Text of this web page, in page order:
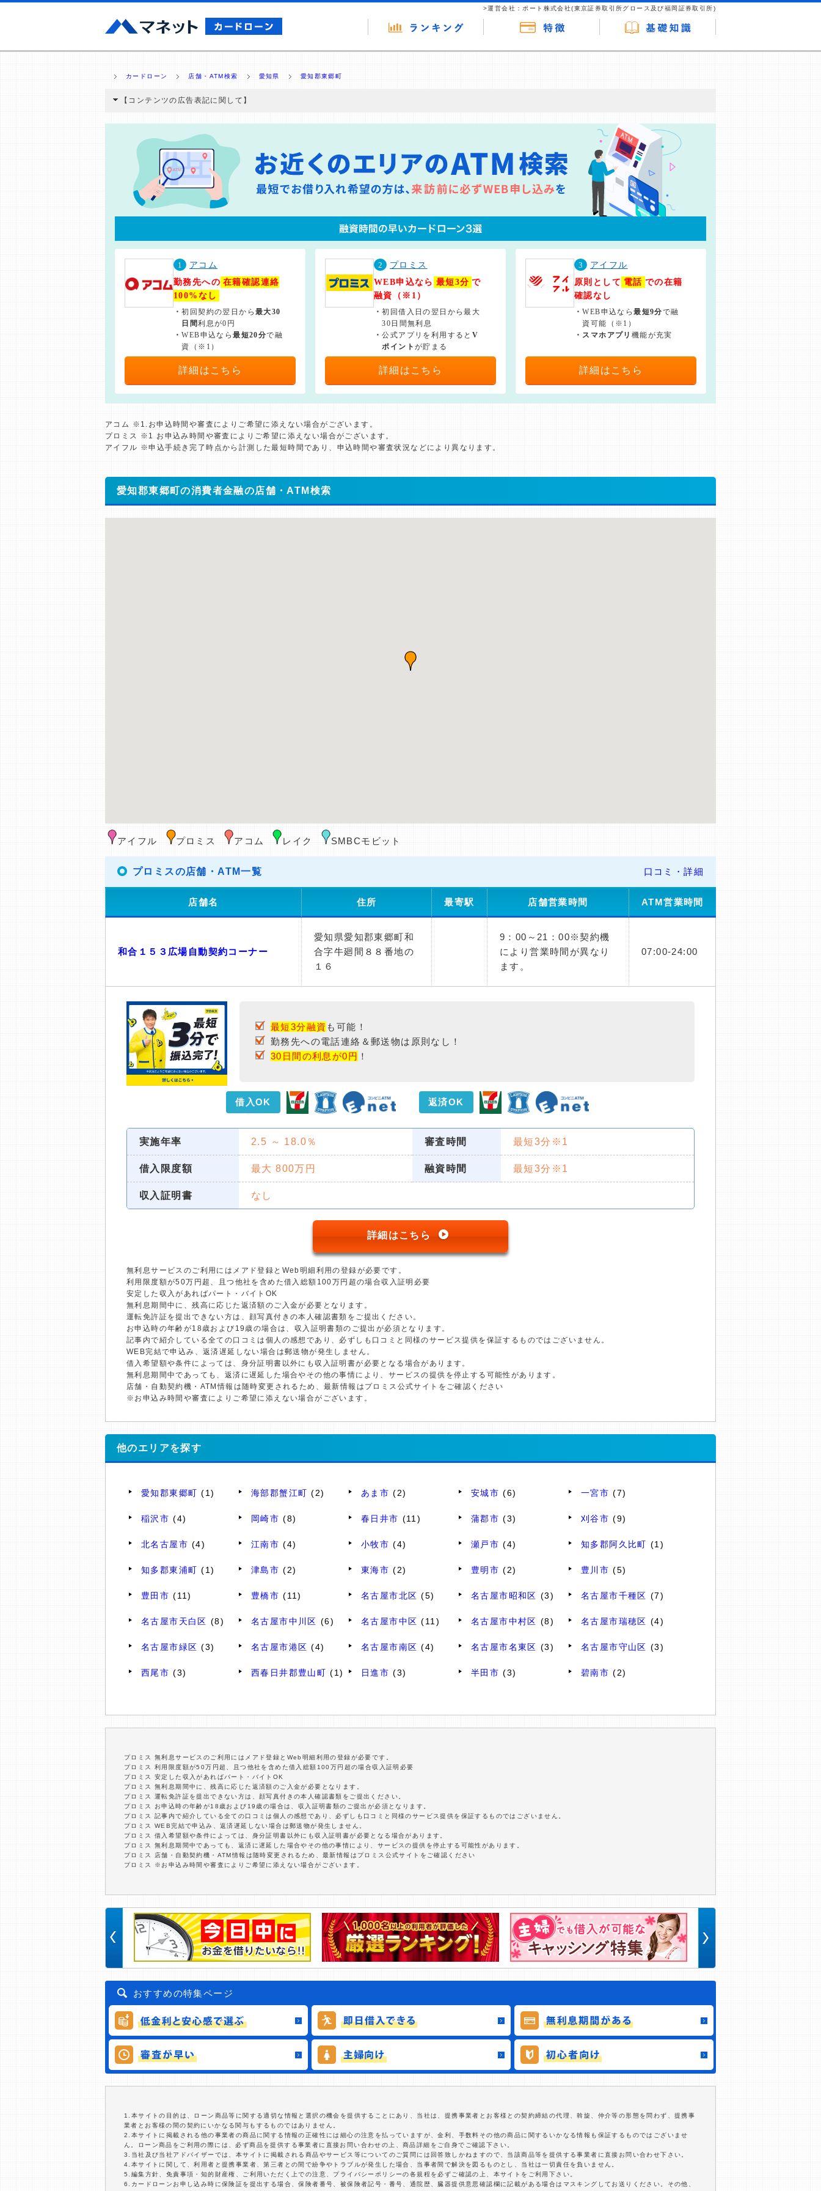
>運営会社：ポート株式会社(東京証券取引所グロース及び福岡証券取引所)
カードローン 店舗・ATM検索 愛知県 愛知郡東郷町
【コンテンツの広告表記に関して】
と弊社に対して企業から紹介報酬が支払われるという収益モデルです。 ただし、特定の商品を根拠なくPRするものではなく、当編集部の調査／ユーザーへの口コ
ミ収集などに基づき、公平性を担保した情報提供を行っています。
>提携企業一覧
1
アコム
勤務先への 在籍確認連絡
100%なし
・初回契約の翌日から最大30
日間利息が0円
・WEB申込なら最短20分で融
資（※1）
詳細はこちら
2
プロミス
WEB申込なら 最短3分 で
融資（※1）
・初回借入日の翌日から最大
30日間無利息
・公式アプリを利用すると V
ポイントが貯まる
詳細はこちら
3
アイフル
原則として 電話 での在籍
確認なし
・WEB申込なら最短9分で融
資可能（※1）
・ スマホアプリ 機能が充実
詳細はこちら
アコム ※1.お申込時間や審査によりご希望に添えない場合がございます。
プロミス ※1 お申込み時間や審査によりご希望に添えない場合がございます。
アイフル ※申込手続き完了時点から計測した最短時間であり、申込時間や審査状況などにより異なります。
愛知郡東郷町の消費者金融の店舗・ATM検索
アイフル プロミス アコム レイク SMBCモビット
プロミスの店舗・ATM一覧 口コミ・詳細
店舗名 住所 最寄駅 店舗営業時間 ATM営業時間
和合１５３広場自動契約コーナー
愛知県愛知郡東郷町和
合字牛廻間８８番地の
１６
9：00～21：00※契約機
により営業時間が異なり
ます。
07:00-24:00
最短3分融資 も可能！
勤務先への電話連絡＆郵送物は原則なし！
30日間の利息が0円 ！
借入OK 返済OK
実施年率 2.5 ～ 18.0％ 審査時間 最短3分※1
借入限度額 最大 800万円 融資時間 最短3分※1
収入証明書 なし
詳細はこちら
無利息サービスのご利用にはメアド登録とWeb明細利用の登録が必要です。
利用限度額が50万円超、且つ他社を含めた借入総額100万円超の場合収入証明必要
安定した収入があればパート・バイトOK
無利息期間中に、残高に応じた返済額のご入金が必要となります。
運転免許証を提出できない方は、顔写真付きの本人確認書類をご提出ください。
お申込時の年齢が18歳および19歳の場合は、収入証明書類のご提出が必須となります。
記事内で紹介している全ての口コミは個人の感想であり、必ずしも口コミと同様のサービス提供を保証するものではございません。
WEB完結で申込み、返済遅延しない場合は郵送物が発生しません。
借入希望額や条件によっては、身分証明書以外にも収入証明書が必要となる場合があります。
無利息期間中であっても、返済に遅延した場合やその他の事情により、サービスの提供を停止する可能性があります。
店舗・自動契約機・ATM情報は随時変更されるため、最新情報はプロミス公式サイトをご確認ください
※お申込み時間や審査によりご希望に添えない場合がございます。
他のエリアを探す
愛知郡東郷町 (1) 海部郡蟹江町 (2) あま市 (2) 安城市 (6) 一宮市 (7)
稲沢市 (4) 岡崎市 (8) 春日井市 (11) 蒲郡市 (3) 刈谷市 (9)
北名古屋市 (4) 江南市 (4) 小牧市 (4) 瀬戸市 (4) 知多郡阿久比町 (1)
知多郡東浦町 (1) 津島市 (2) 東海市 (2) 豊明市 (2) 豊川市 (5)
豊田市 (11) 豊橋市 (11) 名古屋市北区 (5) 名古屋市昭和区 (3) 名古屋市千種区 (7)
名古屋市天白区 (8) 名古屋市中川区 (6) 名古屋市中区 (11) 名古屋市中村区 (8) 名古屋市瑞穂区 (4)
名古屋市緑区 (3) 名古屋市港区 (4) 名古屋市南区 (4) 名古屋市名東区 (3) 名古屋市守山区 (3)
西尾市 (3) 西春日井郡豊山町 (1) 日進市 (3) 半田市 (3) 碧南市 (2)
プロミス 無利息サービスのご利用にはメアド登録とWeb明細利用の登録が必要です。
プロミス 利用限度額が50万円超、且つ他社を含めた借入総額100万円超の場合収入証明必要
プロミス 安定した収入があればパート・バイトOK
プロミス 無利息期間中に、残高に応じた返済額のご入金が必要となります。
プロミス 運転免許証を提出できない方は、顔写真付きの本人確認書類をご提出ください。
プロミス お申込時の年齢が18歳および19歳の場合は、収入証明書類のご提出が必須となります。
プロミス 記事内で紹介している全ての口コミは個人の感想であり、必ずしも口コミと同様のサービス提供を保証するものではございません。
プロミス WEB完結で申込み、返済遅延しない場合は郵送物が発生しません。
プロミス 借入希望額や条件によっては、身分証明書以外にも収入証明書が必要となる場合があります。
プロミス 無利息期間中であっても、返済に遅延した場合やその他の事情により、サービスの提供を停止する可能性があります。
プロミス 店舗・自動契約機・ATM情報は随時変更されるため、最新情報はプロミス公式サイトをご確認ください
プロミス ※お申込み時間や審査によりご希望に添えない場合がございます。
おすすめの特集ページ
1.本サイトの目的は、ローン商品等に関する適切な情報と選択の機会を提供することにあり、当社は、提携事業者とお客様との契約締結の代理、斡旋、仲介等の形態を問わず、提携事
業者とお客様の間の契約にいかなる関与もするものではありません。
2.本サイトに掲載される他の事業者の商品に関する情報の正確性には細心の注意を払っていますが、金利、手数料その他の商品に関するいかなる情報も保証するものではございませ
ん。ローン商品をご利用の際には、必ず商品を提供する事業者に直接お問い合わせの上、商品詳細をご自身でご確認下さい。
3.当社及び当社アドバイザーでは、本サイトに掲載される商品やサービス等についてのご質問には回答致しかねますので、当該商品等を提供する事業者に直接お問い合わせ下さい。
4.本サイトに関して、利用者と提携事業者、第三者との間で紛争やトラブルが発生した場合、当事者間で解決を図るものとし、当社は一切責任を負いません。
5.編集方針、免責事項・知的財産権、ご利用いただく上での注意、プライバシーポリシーの各規程を必ずご確認の上、本サイトをご利用下さい。
6.カードローンお申し込み時に保険証を提出する場合、保険者番号、被保険者記号・番号、通院歴、臓器提供意思確認欄に記載がある場合はマスキングしてお送りください。その他、